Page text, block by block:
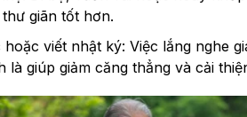
giãn tốt hơn.
hoặc viết nhật ký: Việc lắng nghe
là giúp giảm căng thẳng và cải